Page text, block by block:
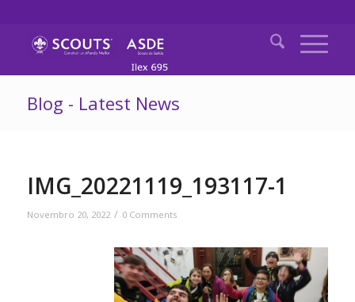
Blog - Latest News
IMG_20221119_193117-1
Novembro 20, 2022 / 0 Comments